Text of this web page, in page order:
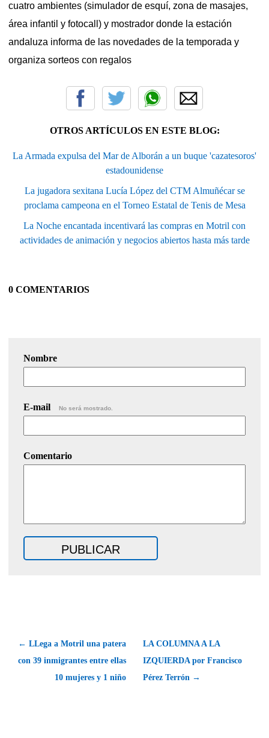
cuatro ambientes (simulador de esquí, zona de masajes,
área infantil y fotocall) y mostrador donde la estación
andaluza informa de las novedades de la temporada y
organiza sorteos con regalos
OTROS ARTÍCULOS EN ESTE BLOG:
La Armada expulsa del Mar de Alborán a un buque 'cazatesoros'
estadounidense
La jugadora sexitana Lucía López del CTM Almuñécar se
proclama campeona en el Torneo Estatal de Tenis de Mesa
La Noche encantada incentivará las compras en Motril con
actividades de animación y negocios abiertos hasta más tarde
0 COMENTARIOS
Nombre
E-mail No será mostrado.
Comentario
← LLega a Motril una patera
con 39 inmigrantes entre ellas
10 mujeres y 1 niño
LA COLUMNA A LA
IZQUIERDA por Francisco
Pérez Terrón →